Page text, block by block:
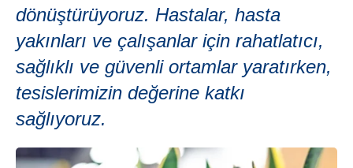
dönüştürüyoruz. Hastalar, hasta
yakınları ve çalışanlar için rahatlatıcı,
sağlıklı ve güvenli ortamlar yaratırken,
tesislerimizin değerine katkı
sağlıyoruz.